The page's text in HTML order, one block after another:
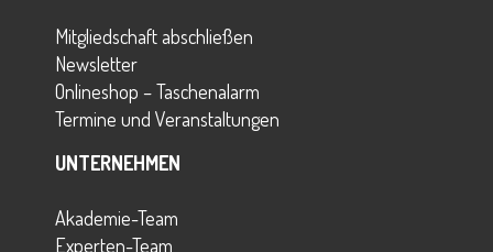
Mitgliedschaft abschließen
Newsletter
Onlineshop – Taschenalarm
Termine und Veranstaltungen
UNTERNEHMEN
Akademie-Team
Experten-Team